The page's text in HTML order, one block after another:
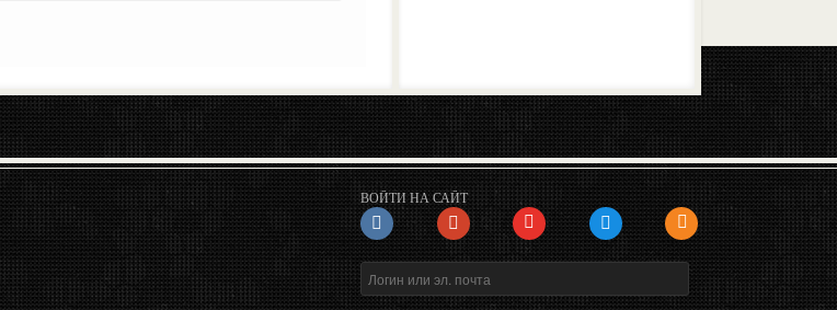
ВОЙТИ НА САЙТ